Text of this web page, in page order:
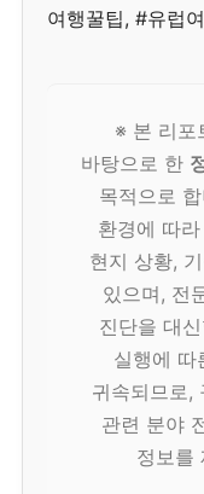
여행꿀팁, #유럽
※ 본 리포
바탕으로 한
목적으로
환경에 따
현지 상황,
있으며, 전
진단을 대
실행에 따
귀속되므로,
관련 분야
정보를